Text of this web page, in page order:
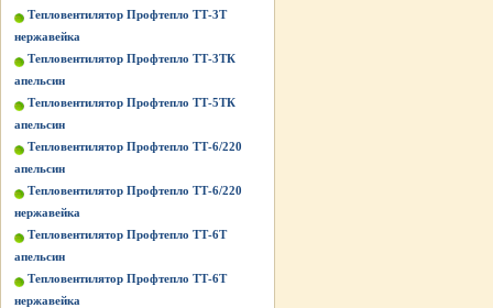
Тепловентилятор Профтепло ТТ-3Т
нержавейка
Тепловентилятор Профтепло ТТ-3ТК
апельсин
Тепловентилятор Профтепло ТТ-5ТК
апельсин
Тепловентилятор Профтепло ТТ-6/220
апельсин
Тепловентилятор Профтепло ТТ-6/220
нержавейка
Тепловентилятор Профтепло ТТ-6Т
апельсин
Тепловентилятор Профтепло ТТ-6Т
нержавейка